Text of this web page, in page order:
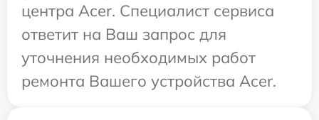
центра Acer. Специалист сервиса
ответит на Ваш запрос для
уточнения необходимых работ
ремонта Вашего устройства Acer.